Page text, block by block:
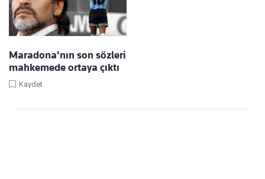
Maradona'nın son sözleri
mahkemede ortaya çıktı
Kaydet